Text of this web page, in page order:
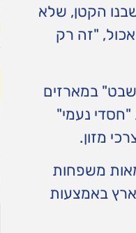
הקטן, שלא
"זה רק
במארזים
"חסדי נעמי"
מזון.
משפחות
באמצעות